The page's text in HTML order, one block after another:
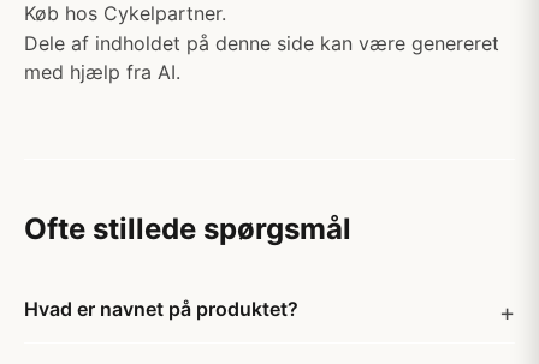
Køb hos Cykelpartner.
Dele af indholdet på denne side kan være genereret
med hjælp fra AI.
Ofte stillede spørgsmål
Hvad er navnet på produktet?